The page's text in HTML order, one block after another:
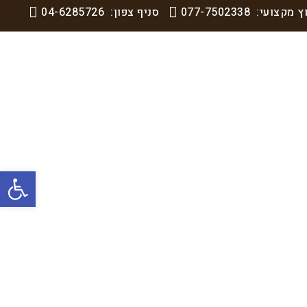
מקצועי: 077-7502338 סניף צפון: 04-6285726
פתח